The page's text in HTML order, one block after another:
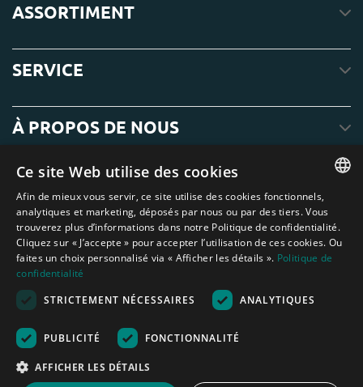
ASSORTIMENT
SERVICE
À PROPOS DE NOUS
Amagard.com (Kranendonk B.V.) Aucun texte ou photo de ce site web ne
Nederland|Deutschland België|Belgique|España
Kingdom
ENGLISH
DUTCH
GERMAN
Ce site Web utilise des cookies
Afin de mieux vous servir, ce site utilise des cookies fonctionnels,
analytiques et marketing, déposés par nous ou par des tiers. Vous
trouverez plus d’informations dans notre Politique de confidentialité.
Cliquez sur « J’accepte » pour accepter l’utilisation de ces cookies. Ou
faites un choix personnalisé via « Afficher les détails ». Politique de
confidentialité
STRICTEMENT NÉCESSAIRES
ANALYTIQUES
PUBLICITÉ FONCTIONNALITÉ
AFFICHER LES DÉTAILS